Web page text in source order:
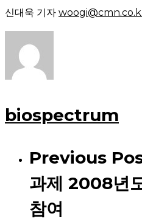
신대욱 기자
biospectrum
Previous
과제 2008년
참여